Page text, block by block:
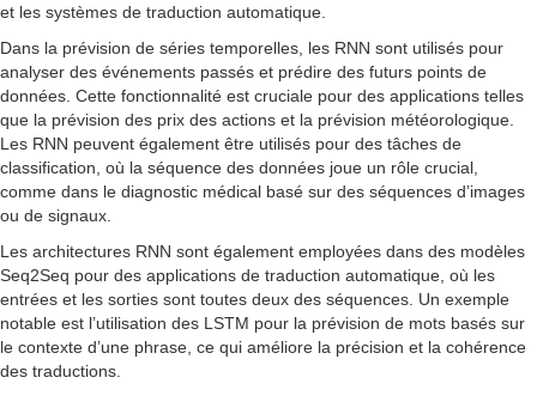
et les systèmes de traduction automatique.
Dans la prévision de séries temporelles, les RNN sont utilisés pour
analyser des événements passés et prédire des futurs points de
données. Cette fonctionnalité est cruciale pour des applications telles
que la prévision des prix des actions et la prévision météorologique.
Les RNN peuvent également être utilisés pour des tâches de
classification, où la séquence des données joue un rôle crucial,
comme dans le diagnostic médical basé sur des séquences d’images
ou de signaux.
Les architectures RNN sont également employées dans des modèles
Seq2Seq pour des applications de traduction automatique, où les
entrées et les sorties sont toutes deux des séquences. Un exemple
notable est l’utilisation des LSTM pour la prévision de mots basés sur
le contexte d’une phrase, ce qui améliore la précision et la cohérence
des traductions.